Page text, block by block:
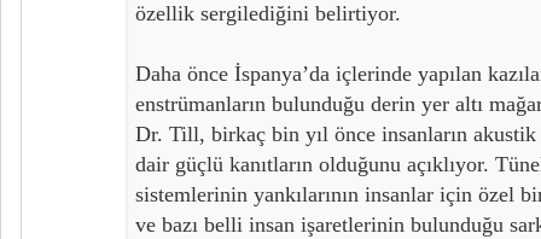
özellik sergilediğini belirtiyor.
Daha önce İspanya’da içlerinde yapılan
enstrümanların bulunduğu derin yer altı
Dr. Till, birkaç bin yıl önce insanların
dair güçlü kanıtların olduğunu açıklıyor.
sistemlerinin yankılarının insanlar için özel
ve bazı belli insan işaretlerinin bulunduğu